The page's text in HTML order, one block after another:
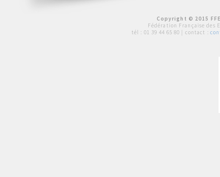
Copyright © 2015
Fédération Française des
tél : 01 39 44 65 80 | contact :